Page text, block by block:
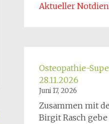
Aktueller
Osteopathie-
28.11.2026
Juni 17, 2026
Zusammen mit
Birgit Rasch